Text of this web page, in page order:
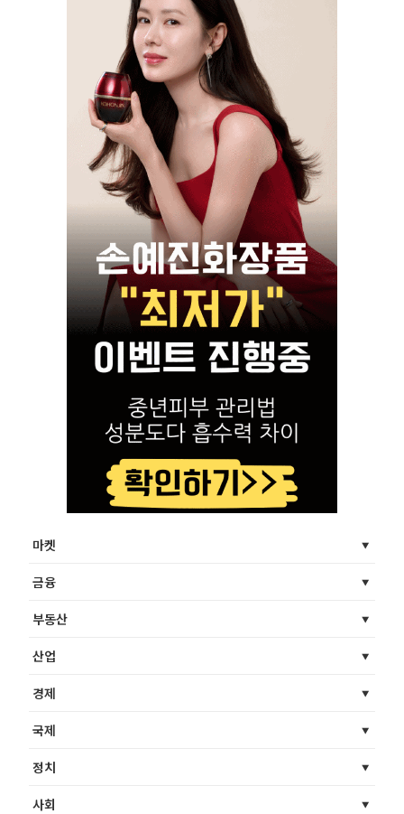
마켓
금융
부동산
산업
경제
국제
정치
사회